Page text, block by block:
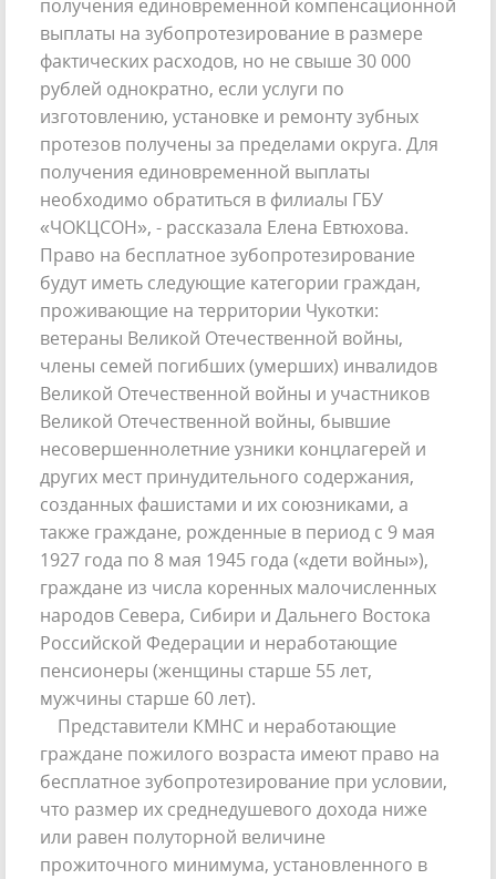
получения единовременной компенсационной
выплаты на зубопротезирование в размере
фактических расходов, но не свыше 30 000
рублей однократно, если услуги по
изготовлению, установке и ремонту зубных
протезов получены за пределами округа. Для
получения единовременной выплаты
необходимо обратиться в филиалы ГБУ
«ЧОКЦСОН», - рассказала Елена Евтюхова.
Право на бесплатное зубопротезирование
будут иметь следующие категории граждан,
проживающие на территории Чукотки:
ветераны Великой Отечественной войны,
члены семей погибших (умерших) инвалидов
Великой Отечественной войны и участников
Великой Отечественной войны, бывшие
несовершеннолетние узники концлагерей и
других мест принудительного содержания,
созданных фашистами и их союзниками, а
также граждане, рожденные в период с 9 мая
1927 года по 8 мая 1945 года («дети войны»),
граждане из числа коренных малочисленных
народов Севера, Сибири и Дальнего Востока
Российской Федерации и неработающие
пенсионеры (женщины старше 55 лет,
мужчины старше 60 лет).
Представители КМНС и неработающие
граждане пожилого возраста имеют право на
бесплатное зубопротезирование при условии,
что размер их среднедушевого дохода ниже
или равен полуторной величине
прожиточного минимума, установленного в